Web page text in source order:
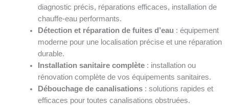
diagnostic précis, réparations efficaces, installation de
chauffe-eau performants.
Détection et réparation de fuites d’eau : équipement
moderne pour une localisation précise et une réparation
durable.
Installation sanitaire complète: installation ou
rénovation complète de vos équipements sanitaires.
Débouchage de canalisations: solutions rapides et
efficaces pour toutes canalisations obstruées.